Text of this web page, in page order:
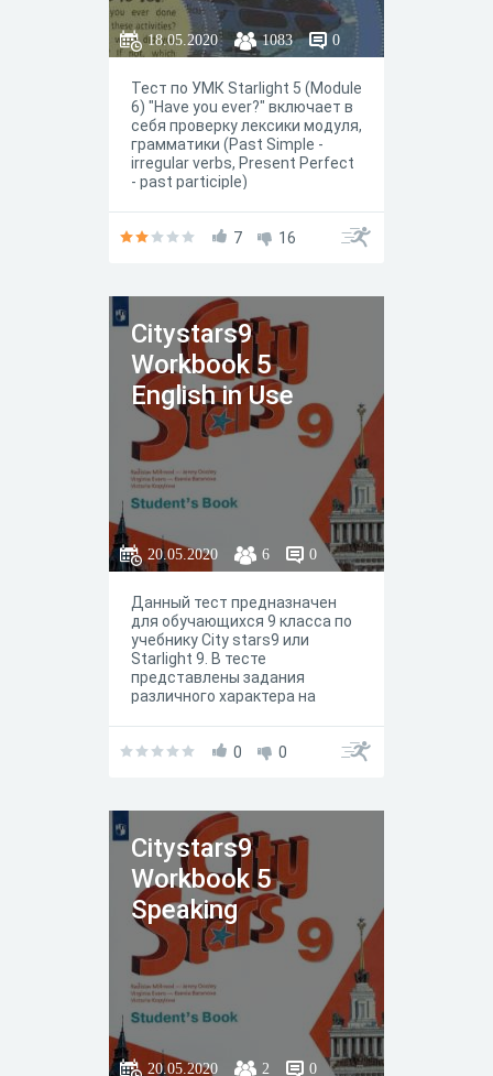
18.05.2020 1083 0
Тест по УМК Starlight 5 (Module
6) "Have you ever?" включает в
себя проверку лексики модуля,
грамматики (Past Simple -
irregular verbs, Present Perfect
- past participle)
7 16
Citystars9
Workbook 5
English in Use
20.05.2020 6 0
Данный тест предназначен
для обучающихся 9 класса по
учебнику City stars9 или
Starlight 9. В тесте
представлены задания
различного характера на
5 English in Use. По сути,
тетради.
0 0
Citystars9
Workbook 5
Speaking
20.05.2020 2 0